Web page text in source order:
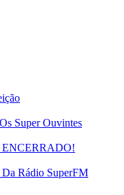
Super Ouvintes
ENCERRADO!
Rádio SuperFM